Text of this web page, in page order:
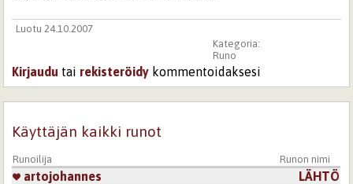
Luotu 24.10.2007
Kategoria:
Runo
Kirjaudu tai rekisteröidy kommentoidaksesi
Käyttäjän kaikki runot
Runoilija Runon nimi
artojohannes
LÄHTÖ